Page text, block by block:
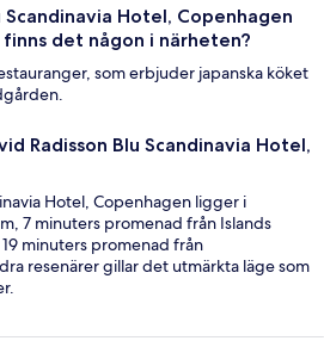
Scandinavia Hotel, Copenhagen
det någon i närheten?
som erbjuder japanska köket
Radisson Blu Scandinavia Hotel,
Hotel, Copenhagen ligger i
7 minuters promenad från Islands
minuters promenad från
resenärer gillar det utmärkta läge som